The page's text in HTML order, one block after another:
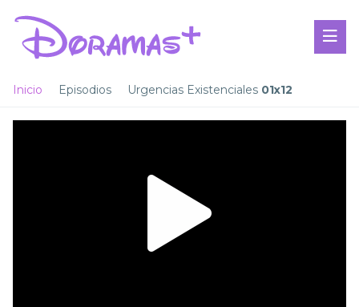
Inicio Episodios Urgencias Existenciales 01x12